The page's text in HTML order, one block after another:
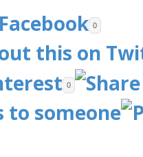
0
0